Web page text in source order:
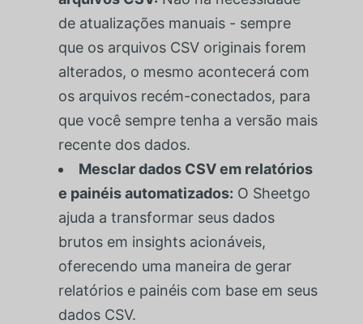
de atualizações manuais - sempre
que os arquivos CSV originais forem
alterados, o mesmo acontecerá com
os arquivos recém-conectados, para
que você sempre tenha a versão mais
recente dos dados.
Mesclar dados CSV em relatórios
e painéis automatizados: O Sheetgo
ajuda a transformar seus dados
brutos em insights acionáveis,
oferecendo uma maneira de gerar
relatórios e painéis com base em seus
dados CSV.